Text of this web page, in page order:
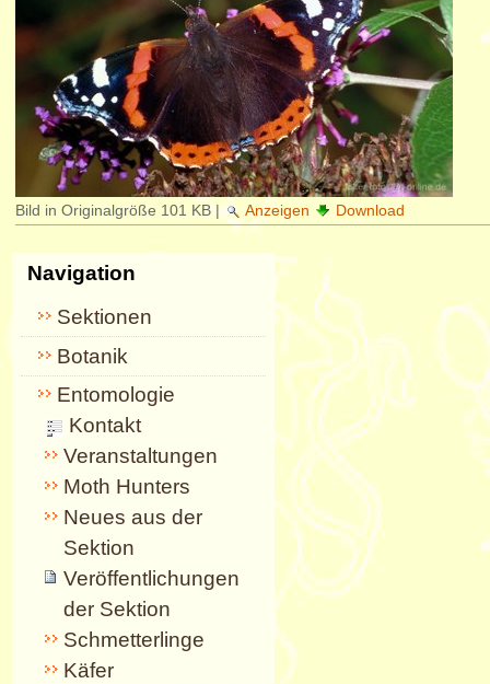
Bild in Originalgröße 101 KB| Anzeigen Download
Navigation
Sektionen
Botanik
Entomologie
Kontakt
Veranstaltungen
Moth Hunters
Neues aus der
Sektion
Veröffentlichungen
der Sektion
Schmetterlinge
Käfer